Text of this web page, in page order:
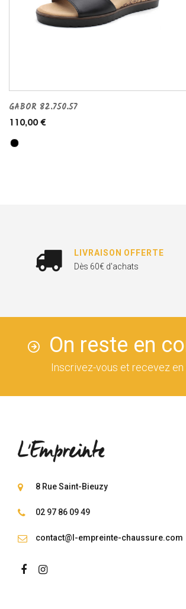
GABOR 82.750.57
110,00 €
LIVRAISON OFFERTE
Dès 60€ d'achats
On reste en
Inscrivez-vous et recevez
8 Rue Saint-Bieuzy
02 97 86 09 49
contact@l-empreinte-chaussure.com